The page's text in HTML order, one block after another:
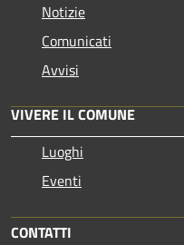
Notizie
Comunicati
Avvisi
VIVERE IL COMUNE
Luoghi
Eventi
CONTATTI